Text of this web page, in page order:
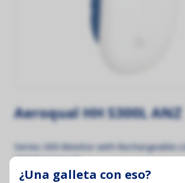
¿Una galleta con eso?
Aeroqual HH S300L ANZ
Series 300 Monitor with Rechargeable
ANZ Powerpack